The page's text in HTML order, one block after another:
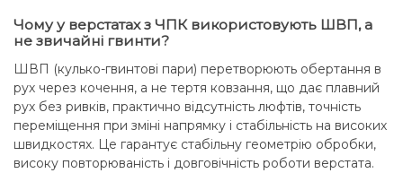
Чому у верстатах з ЧПК використовують ШВП, а
не звичайні гвинти?
ШВП (кулько-гвинтові пари) перетворюють обертання в
рух через кочення, а не тертя ковзання, що дає плавний
рух без ривків, практично відсутність люфтів, точність
переміщення при зміні напрямку і стабільність на високих
швидкостях. Це гарантує стабільну геометрію обробки,
високу повторюваність і довговічність роботи верстата.